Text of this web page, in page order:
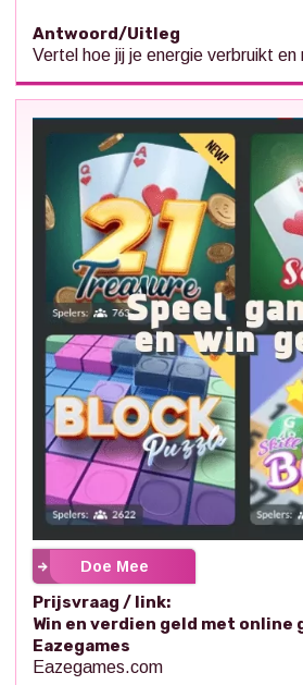
Antwoord/Uitleg
Vertel hoe jij je energie verbruikt en
Doe Mee
Prijsvraag / link:
Win en verdien geld met online
Eazegames
Eazegames.com